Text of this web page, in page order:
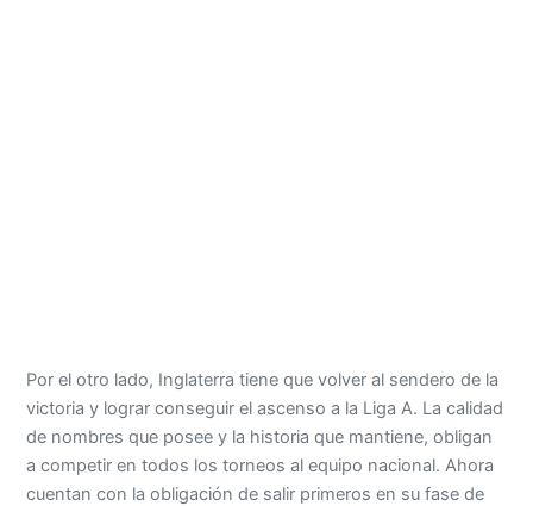
Por el otro lado, Inglaterra tiene que volver al sendero de la
victoria y lograr conseguir el ascenso a la Liga A. La calidad
de nombres que posee y la historia que mantiene, obligan
a competir en todos los torneos al equipo nacional. Ahora
cuentan con la obligación de salir primeros en su fase de